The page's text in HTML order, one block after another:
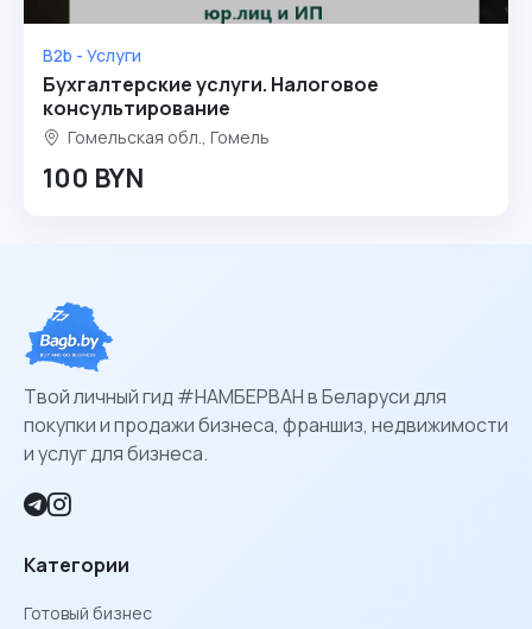
B2b - Услуги
Бухгалтерские услуги. Налоговое
консультирование
Гомельская обл., Гомель
100 BYN
Твой личный гид #НАМБЕРВАН в Беларуси для
покупки и продажи бизнеса, франшиз, недвижимости
и услуг для бизнеса.
Категории
Готовый бизнес